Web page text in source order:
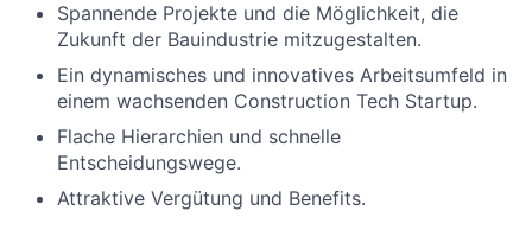
Spannende Projekte und die Möglichkeit, die
Zukunft der Bauindustrie mitzugestalten.
Ein dynamisches und innovatives Arbeitsumfeld in
einem wachsenden Construction Tech Startup.
Flache Hierarchien und schnelle
Entscheidungswege.
Attraktive Vergütung und Benefits.